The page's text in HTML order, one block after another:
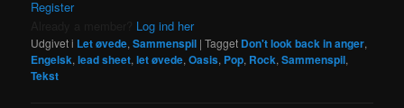
Register
Log ind her
Udgivet i Let øvede,Sammenspil |Tagget Don't look back in anger,
Engelsk,lead sheet,let øvede,Oasis, Pop, Rock,Sammenspil,
Tekst